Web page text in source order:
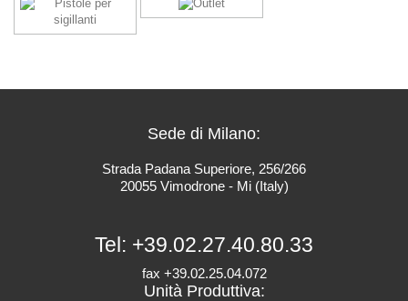
Sede di Milano:
Strada Padana Superiore, 256/266
20055 Vimodrone - Mi (Italy)
Tel: +39.02.27.40.80.33
fax +39.02.25.04.072
Unità Produttiva: